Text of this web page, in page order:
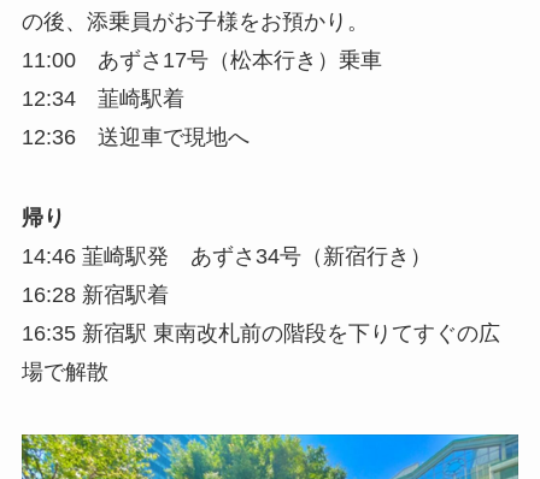
の後、添乗員がお子様をお預かり。
11:00 あずさ17号（松本行き）乗車
12:34 韮崎駅着
12:36 送迎車で現地へ
帰り
14:46 韮崎駅発 あずさ34号（新宿行き）
16:28 新宿駅着
16:35 新宿駅 東南改札前の階段を下りてすぐの広
場で解散